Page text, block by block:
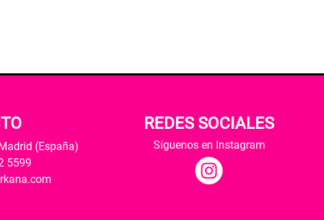
(España)
5599
REDES SOCIALES
Síguenos en Instagram